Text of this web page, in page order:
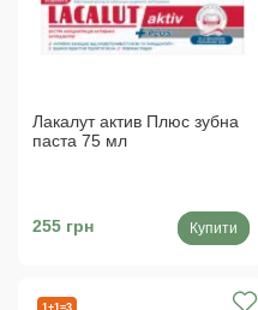
Лакалут актив Плюс зубна
паста 75 мл
255 грн Купити
1+1=3